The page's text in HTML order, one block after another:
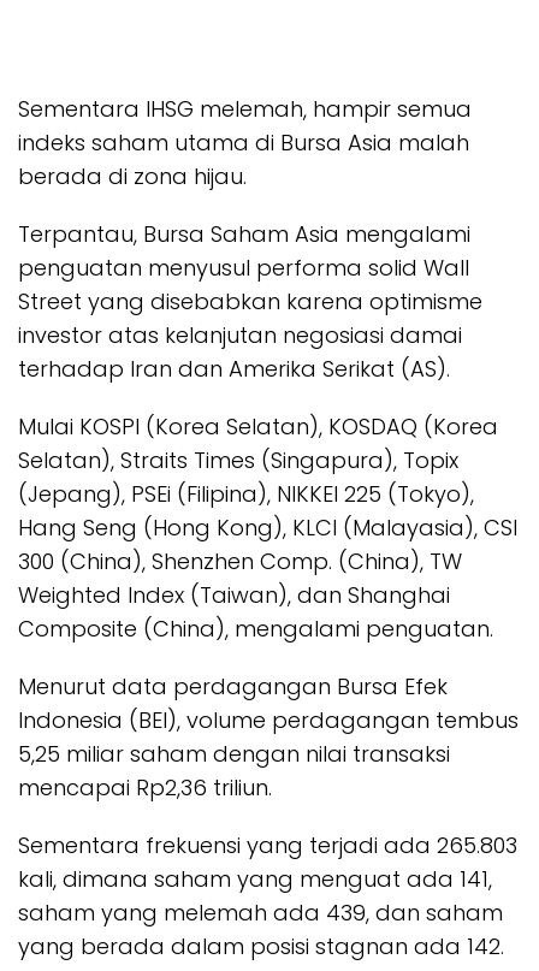
Sementara IHSG melemah, hampir semua
indeks saham utama di Bursa Asia malah
berada di zona hijau.
Terpantau, Bursa Saham Asia mengalami
penguatan menyusul performa solid Wall
Street yang disebabkan karena optimisme
investor atas kelanjutan negosiasi damai
terhadap Iran dan Amerika Serikat (AS).
Mulai KOSPI (Korea Selatan), KOSDAQ (Korea
Selatan), Straits Times (Singapura), Topix
(Jepang), PSEi (Filipina), NIKKEI 225 (Tokyo),
Hang Seng (Hong Kong), KLCI (Malayasia), CSI
300 (China), Shenzhen Comp. (China), TW
Weighted Index (Taiwan), dan Shanghai
Composite (China), mengalami penguatan.
Menurut data perdagangan Bursa Efek
Indonesia (BEI), volume perdagangan tembus
5,25 miliar saham dengan nilai transaksi
mencapai Rp2,36 triliun.
Sementara frekuensi yang terjadi ada 265.803
kali, dimana saham yang menguat ada 141,
saham yang melemah ada 439, dan saham
yang berada dalam posisi stagnan ada 142.